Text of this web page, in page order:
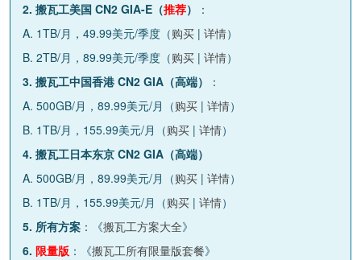
2. 搬瓦工美国 CN2 GIA-E（推荐）
：
A. 1TB/月，49.99美元/季度（购买 | 详情）
B. 2TB/月，89.99美元/季度（购买 | 详情）
3. 搬瓦工中国香港 CN2 GIA（高端）
：
A. 500GB/月，89.99美元/月（购买 | 详情）
B. 1TB/月，155.99美元/月（购买 | 详情）
4. 搬瓦工日本东京 CN2 GIA（高端）
A. 500GB/月，89.99美元/月（购买 | 详情）
B. 1TB/月，155.99美元/月（购买 | 详情）
5. 所有方案 ：《搬瓦工方案大全》
6. 限量版 ：《搬瓦工所有限量版套餐》